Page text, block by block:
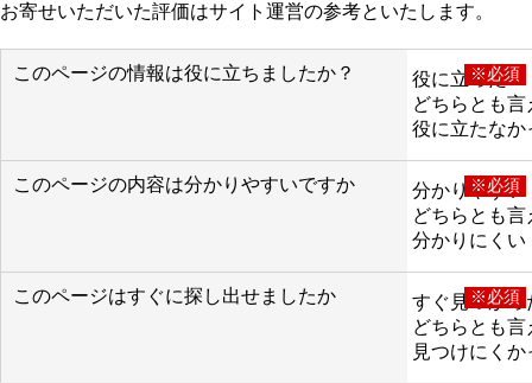
お寄せいただいた評価はサイト運営の参考といたします。
このページの情報は役に立ちましたか？ ※必須
役に立った
どちらとも言
役に立たなか
このページの内容は分かりやすいですか ※必須
分かりやすい
どちらとも言
分かりにくい
このページはすぐに探し出せましたか ※必須
すぐ見つかっ
どちらとも言
見つけにくか